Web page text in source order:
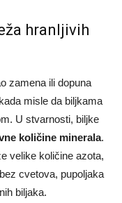
hranljivih
zamena ili dopuna
misle da biljkama
U stvarnosti, biljke
količine minerala.
velike količine azota,
cvetova, pupoljaka
biljaka.